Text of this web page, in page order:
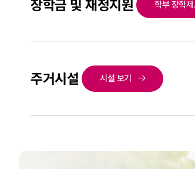
장학금 및 재정지원 학부 장학
주거시설 시설 보기